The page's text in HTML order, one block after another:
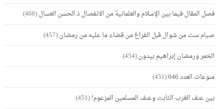
فصل المقال فيما بين الإسلام والعلمانية من الانفصال ذ.الحسن العسال(468)
صيام ست من شوال قبل الفراغ من قضاء ما عليه من رمضان(457)
الخمر ورمضان إبراهيم بيدون(454)
منوعات العدد 046
(451)
بين عنف الغرب الثابت وعنف المسلمين المزعوم!(451)